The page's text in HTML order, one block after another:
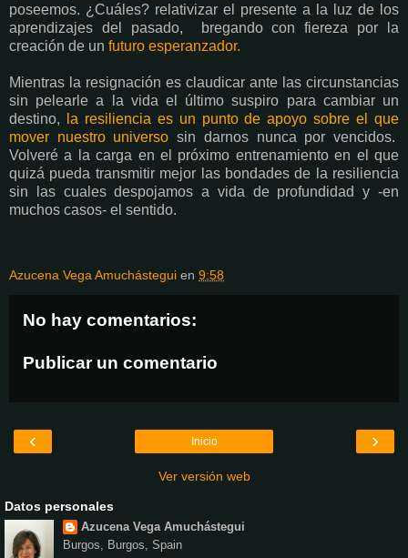
poseemos. ¿Cuáles? relativizar el presente a la luz de los
aprendizajes del pasado, bregando con fiereza por la
creación de un futuro esperanzador.
Mientras la resignación es claudicar ante las circunstancias
sin pelearle a la vida el último suspiro para cambiar un
destino,
la resiliencia es un punto de apoyo sobre el que
mover nuestro universo sin darnos nunca por vencidos.
Volveré a la carga en el próximo entrenamiento en el que
quizá pueda transmitir mejor las bondades de la resiliencia
sin las cuales despojamos a vida de profundidad y -en
muchos casos- el sentido.
Azucena Vega Amuchástegui en 9:58
No hay comentarios:
Publicar un comentario
‹ ›
Inicio
Ver versión web
Datos personales
Azucena Vega Amuchástegui
Burgos, Burgos, Spain